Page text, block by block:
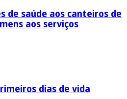
de saúde aos canteiros de
aos serviços
dias de vida